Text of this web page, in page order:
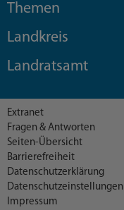
Themen
Landkreis
Landratsamt
Extranet
Fragen & Antworten
Seiten-Übersicht
Barrierefreiheit
Datenschutzerklärung
Datenschutzeinstellungen
Impressum